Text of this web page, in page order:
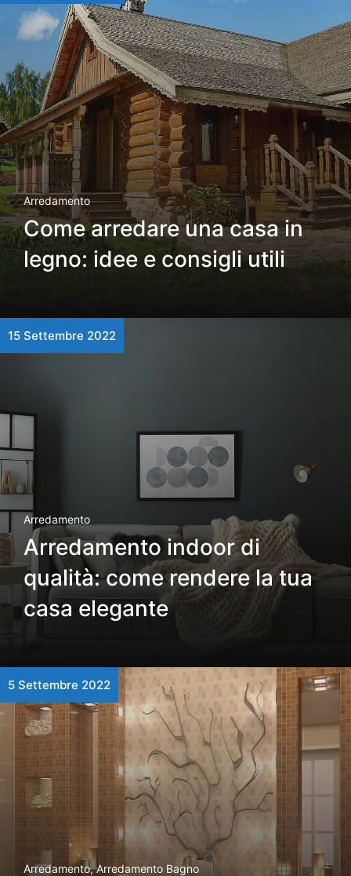
Arredamento
Come arredare una casa in
legno: idee e consigli utili
15 Settembre 2022
Arredamento
Arredamento indoor di
qualità: come rendere la tua
casa elegante
5 Settembre 2022
Arredamento,Arredamento Bagno